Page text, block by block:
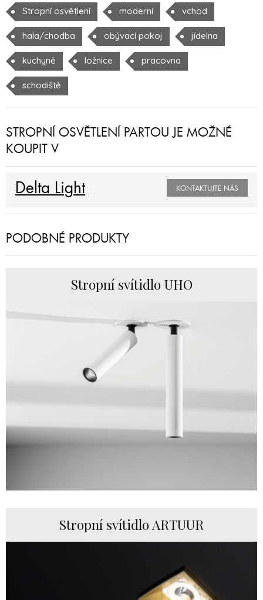
Stropní osvětlení moderní vchod
hala/chodba obývací pokoj jídelna
kuchyně ložnice pracovna
schodiště
STROPNÍ OSVĚTLENÍ PARTOU JE MOŽNÉ
KOUPIT V
Delta Light KONTAKTUJTE NÁS
PODOBNÉ PRODUKTY
Stropní svítidlo UHO
Stropní svítidlo ARTUUR